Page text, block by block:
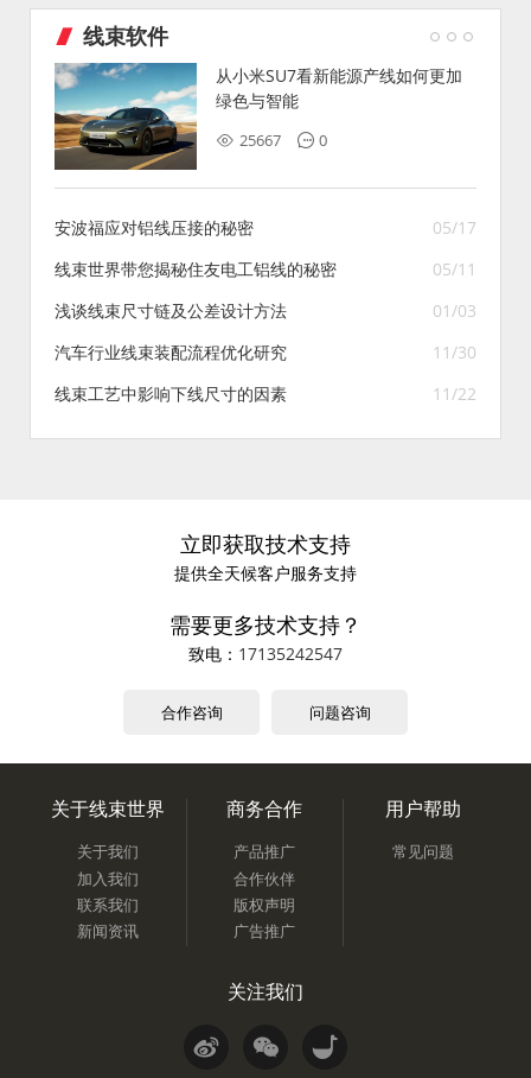
线束软件
从小米SU7看新能源产线如何更加
绿色与智能
25667 0
05/17
安波福应对铝线压接的秘密
05/11
线束世界带您揭秘住友电工铝线的秘密
01/03
浅谈线束尺寸链及公差设计方法
11/30
汽车行业线束装配流程优化研究
11/22
线束工艺中影响下线尺寸的因素
立即获取技术支持
提供全天候客户服务支持
需要更多技术支持？
致电： 17135242547
合作咨询 问题咨询
关于线束世界
关于我们
加入我们
联系我们
新闻资讯
商务合作
产品推广
合作伙伴
版权声明
广告推广
用户帮助
常见问题
关注我们